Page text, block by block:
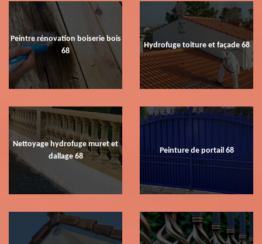
Peintre rénovation boiserie bois
68
Hydrofuge toiture et façade 68
Nettoyage hydrofuge muret et
dallage 68
Peinture de portail 68